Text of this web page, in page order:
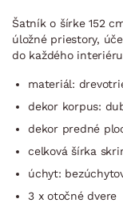
Šatník o šírke 152
úložné priestory,
do každého
materiál:
dekor korpus:
dekor predné
celková šírka
úchyt:
3 x otočné dvere